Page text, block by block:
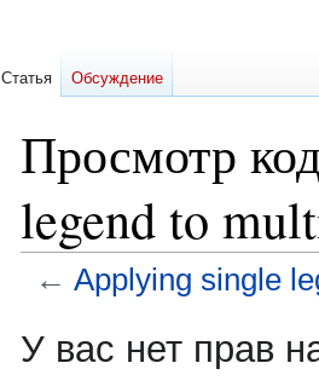
Просмотр
legend to
← Applying single
ккУ вас нет прав
Статья Обсуждение